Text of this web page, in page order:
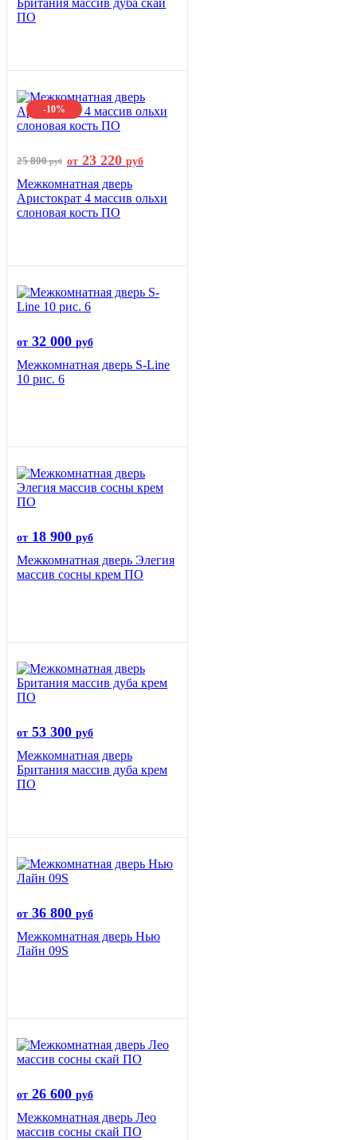
Британия массив дуба скай
ПО
-10%
25 800руб от 23 220 руб
Межкомнатная дверь
Аристократ 4 массив ольхи
слоновая кость ПО
от 32 000 руб
Межкомнатная дверь S-Line
10 рис. 6
от 18 900 руб
Межкомнатная дверь Элегия
массив сосны крем ПО
от 53 300 руб
Межкомнатная дверь
Британия массив дуба крем
ПО
от 36 800 руб
Межкомнатная дверь Нью
Лайн 09S
от 26 600 руб
Межкомнатная дверь Лео
массив сосны скай ПО